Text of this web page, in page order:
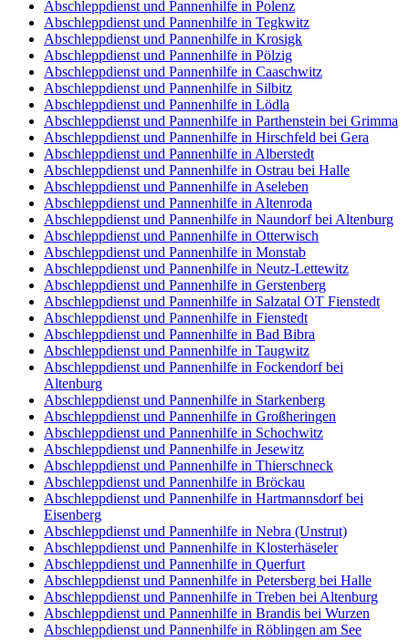
Abschleppdienst und Pannenhilfe in Polenz
Abschleppdienst und Pannenhilfe in Tegkwitz
Abschleppdienst und Pannenhilfe in Krosigk
Abschleppdienst und Pannenhilfe in Pölzig
Abschleppdienst und Pannenhilfe in Caaschwitz
Abschleppdienst und Pannenhilfe in Silbitz
Abschleppdienst und Pannenhilfe in Lödla
Abschleppdienst und Pannenhilfe in Parthenstein bei Grimma
Abschleppdienst und Pannenhilfe in Hirschfeld bei Gera
Abschleppdienst und Pannenhilfe in Alberstedt
Abschleppdienst und Pannenhilfe in Ostrau bei Halle
Abschleppdienst und Pannenhilfe in Aseleben
Abschleppdienst und Pannenhilfe in Altenroda
Abschleppdienst und Pannenhilfe in Naundorf bei Altenburg
Abschleppdienst und Pannenhilfe in Otterwisch
Abschleppdienst und Pannenhilfe in Monstab
Abschleppdienst und Pannenhilfe in Neutz-Lettewitz
Abschleppdienst und Pannenhilfe in Gerstenberg
Abschleppdienst und Pannenhilfe in Salzatal OT Fienstedt
Abschleppdienst und Pannenhilfe in Fienstedt
Abschleppdienst und Pannenhilfe in Bad Bibra
Abschleppdienst und Pannenhilfe in Taugwitz
Abschleppdienst und Pannenhilfe in Fockendorf bei
Altenburg
Abschleppdienst und Pannenhilfe in Starkenberg
Abschleppdienst und Pannenhilfe in Großheringen
Abschleppdienst und Pannenhilfe in Schochwitz
Abschleppdienst und Pannenhilfe in Jesewitz
Abschleppdienst und Pannenhilfe in Thierschneck
Abschleppdienst und Pannenhilfe in Bröckau
Abschleppdienst und Pannenhilfe in Hartmannsdorf bei
Eisenberg
Abschleppdienst und Pannenhilfe in Nebra (Unstrut)
Abschleppdienst und Pannenhilfe in Klosterhäseler
Abschleppdienst und Pannenhilfe in Querfurt
Abschleppdienst und Pannenhilfe in Petersberg bei Halle
Abschleppdienst und Pannenhilfe in Treben bei Altenburg
Abschleppdienst und Pannenhilfe in Brandis bei Wurzen
Abschleppdienst und Pannenhilfe in Röblingen am See